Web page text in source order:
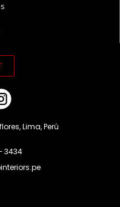
Lima, Perú
3434